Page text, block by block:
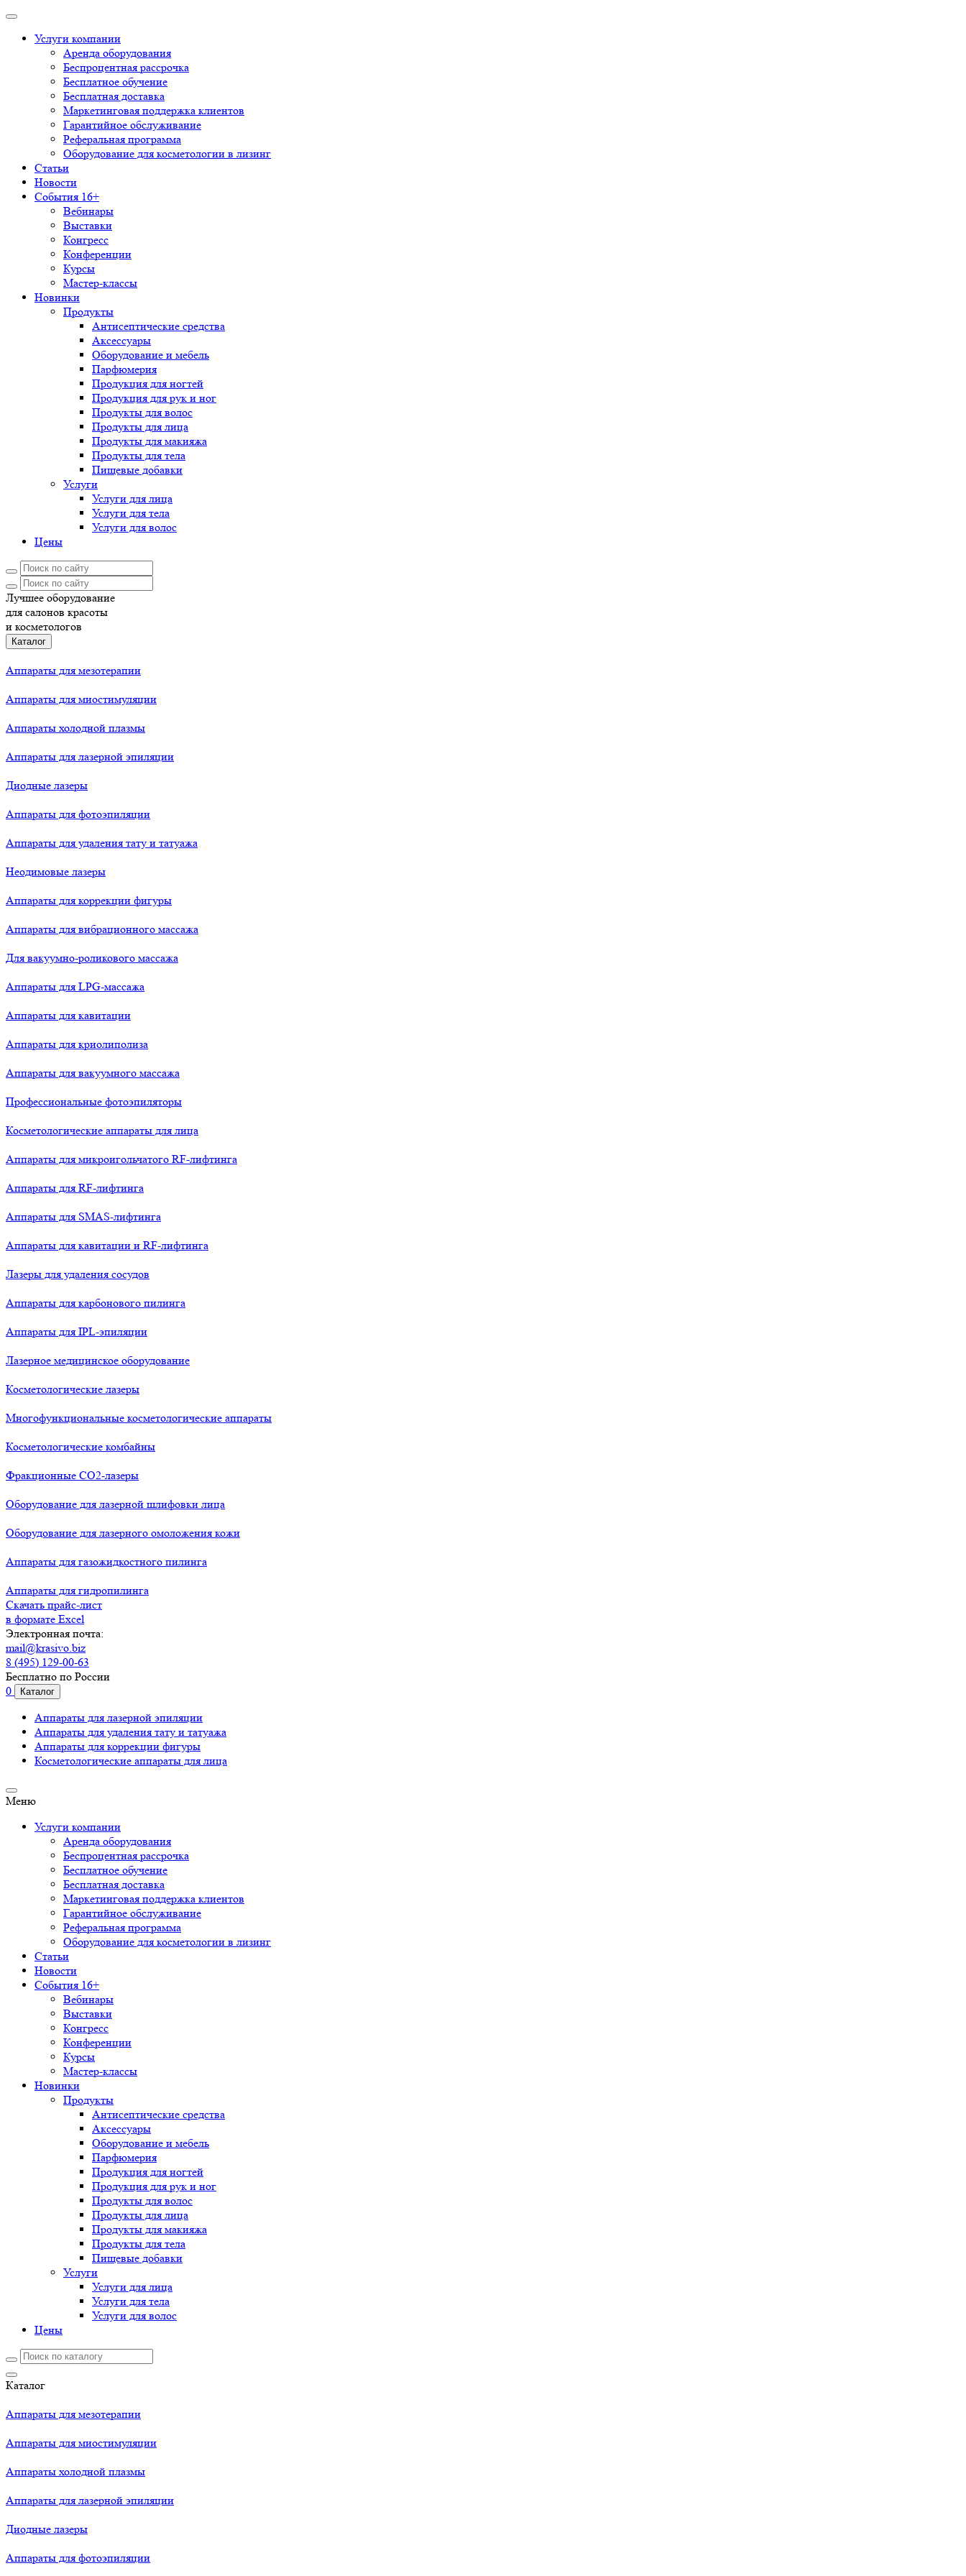
Услуги компании
Аренда оборудования
Беспроцентная рассрочка
Бесплатное обучение
Бесплатная доставка
Маркетинговая поддержка клиентов
Гарантийное обслуживание
Реферальная программа
Оборудование для косметологии в лизинг
Статьи
Новости
События 16+
Вебинары
Выставки
Конгресс
Конференции
Курсы
Мастер-классы
Новинки
Продукты
Антисептические средства
Аксессуары
Оборудование и мебель
Парфюмерия
Продукция для ногтей
Продукция для рук и ног
Продукты для волос
Продукты для лица
Продукты для макияжа
Продукты для тела
Пищевые добавки
Услуги
Услуги для лица
Услуги для тела
Услуги для волос
Цены
Лучшее оборудование
для салонов красоты
и косметологов
Каталог
Аппараты для мезотерапии
Аппараты для миостимуляции
Аппараты холодной плазмы
Аппараты для лазерной эпиляции
Диодные лазеры
Аппараты для фотоэпиляции
Аппараты для удаления тату и татуажа
Неодимовые лазеры
Аппараты для коррекции фигуры
Аппараты для вибрационного массажа
Для вакуумно-роликового массажа
Аппараты для LPG-массажа
Аппараты для кавитации
Аппараты для криолиполиза
Аппараты для вакуумного массажа
Профессиональные фотоэпиляторы
Косметологические аппараты для лица
Аппараты для микроигольчатого RF-лифтинга
Аппараты для RF-лифтинга
Аппараты для SMAS-лифтинга
Аппараты для кавитации и RF-лифтинга
Лазеры для удаления сосудов
Аппараты для карбонового пилинга
Аппараты для IPL-эпиляции
Лазерное медицинское оборудование
Косметологические лазеры
Многофункциональные косметологические аппараты
Косметологические комбайны
Фракционные СО2-лазеры
Оборудование для лазерной шлифовки лица
Оборудование для лазерного омоложения кожи
Аппараты для газожидкостного пилинга
Аппараты для гидропилинга
Скачать прайс-лист
в формате Excel
Электронная почта:
mail@krasivo.biz
8 (495) 129-00-63
Бесплатно по России
0
Каталог
Аппараты для лазерной эпиляции
Аппараты для удаления тату и татуажа
Аппараты для коррекции фигуры
Косметологические аппараты для лица
Меню
Услуги компании
Аренда оборудования
Беспроцентная рассрочка
Бесплатное обучение
Бесплатная доставка
Маркетинговая поддержка клиентов
Гарантийное обслуживание
Реферальная программа
Оборудование для косметологии в лизинг
Статьи
Новости
События 16+
Вебинары
Выставки
Конгресс
Конференции
Курсы
Мастер-классы
Новинки
Продукты
Антисептические средства
Аксессуары
Оборудование и мебель
Парфюмерия
Продукция для ногтей
Продукция для рук и ног
Продукты для волос
Продукты для лица
Продукты для макияжа
Продукты для тела
Пищевые добавки
Услуги
Услуги для лица
Услуги для тела
Услуги для волос
Цены
Каталог
Аппараты для мезотерапии
Аппараты для миостимуляции
Аппараты холодной плазмы
Аппараты для лазерной эпиляции
Диодные лазеры
Аппараты для фотоэпиляции